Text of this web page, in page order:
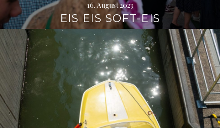
16. August 2023
EIS EIS SOFT-EIS